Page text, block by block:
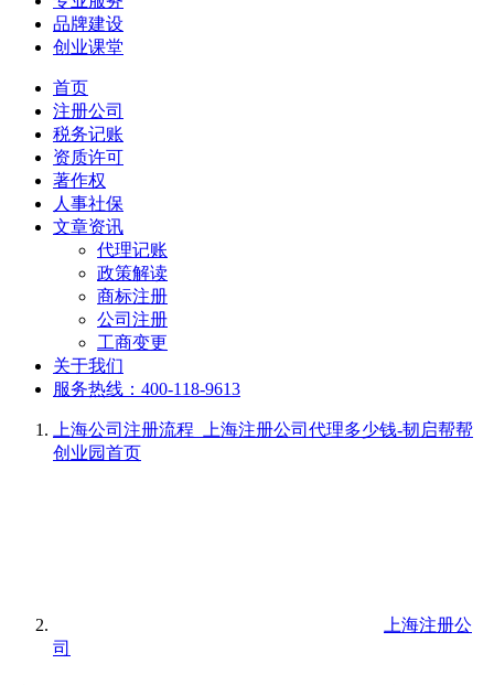
品牌建设
创业课堂
首页
注册公司
税务记账
资质许可
著作权
人事社保
文章资讯
代理记账
政策解读
商标注册
公司注册
工商变更
关于我们
服务热线：400-118-9613
上海公司注册流程_上海注册公司代理多少钱-韧启帮帮
创业园首页
上海注册公
司